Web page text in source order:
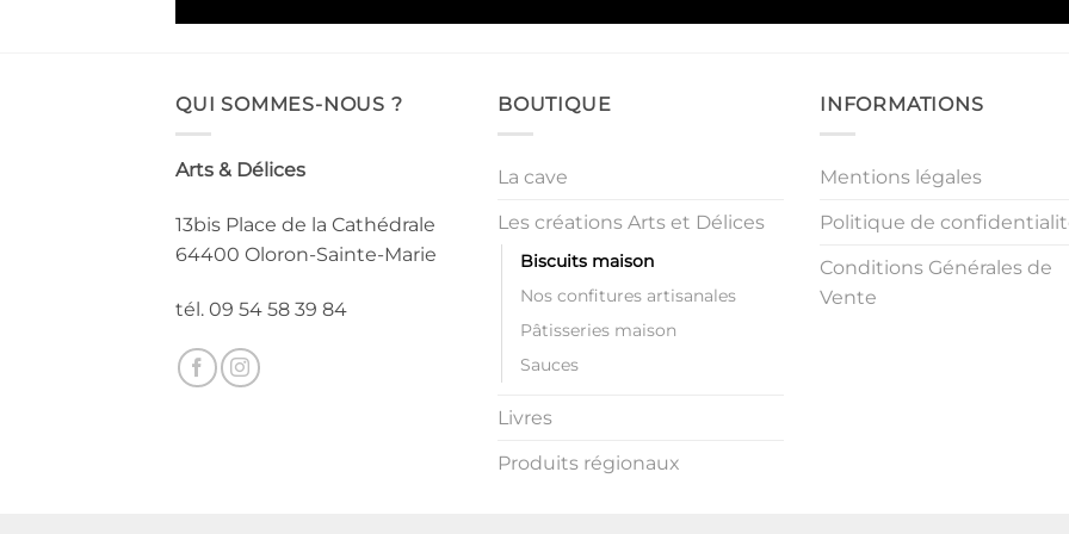
QUI SOMMES-NOUS ?
Arts & Délices
13bis Place de la Cathédrale
64400 Oloron-Sainte-Marie
tél. 09 54 58 39 84
BOUTIQUE
La cave
Les créations Arts et Délices
Biscuits maison
Nos confitures artisanales
Pâtisseries maison
Sauces
Livres
Produits régionaux
INFORMATIONS
Mentions légales
Politique de
Conditions Générales de
Vente